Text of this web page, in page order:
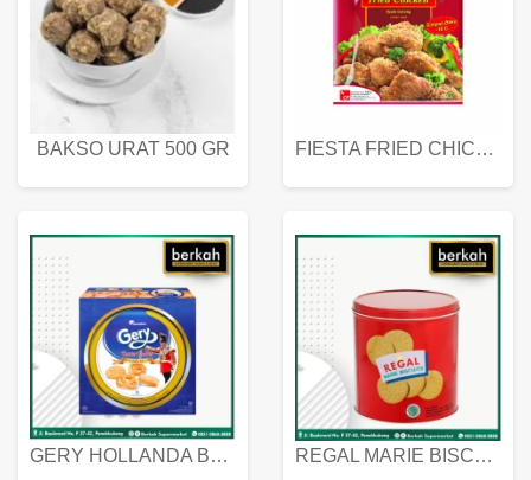
BAKSO URAT 500 GR FIESTA FRIED CHICKEN 500 GR
GERY HOLLANDA BUTTER COOKIES 450 GRAM REGAL MARIE BISCUIT KALENG 550 GRAM